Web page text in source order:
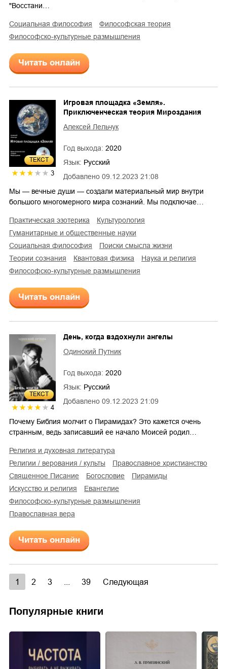
"Восстани…
социальная философия
философская теория
философско-культурные размышления
Читать онлайн
ТЕКСТ
3 Добавлено 09.12.2023 21:08
Игровая площадка «Земля».
Приключенческая теория Мироздания
Алексей Лельчук
Год выхода: 2020
Язык: Русский
Мы — вечные души — создали материальный мир внутри
большого многомерного мира сознаний. Мы подключае…
практическая эзотерика
культурология
гуманитарные и общественные науки
социальная философия
поиски смысла жизни
теории сознания
квантовая физика
наука и религия
философско-культурные размышления
Читать онлайн
ТЕКСТ
4
Добавлено 09.12.2023 21:09
День, когда вздохнули ангелы
Одинокий Путник
Год выхода: 2020
Язык: Русский
Почему Библия молчит о Пирамидах? Это кажется очень
странным, ведь записавший ее начало Моисей родил…
религия и духовная литература
религии / верования / культы
православное христианство
Священное Писание
богословие
пирамиды
искусство и религия
Евангелие
философско-культурные размышления
православная вера
Читать онлайн
1 2 3 39 Следующая
Популярные книги